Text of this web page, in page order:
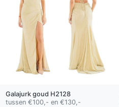
Galajurk goud H2128
tussen €100,- en €130,-